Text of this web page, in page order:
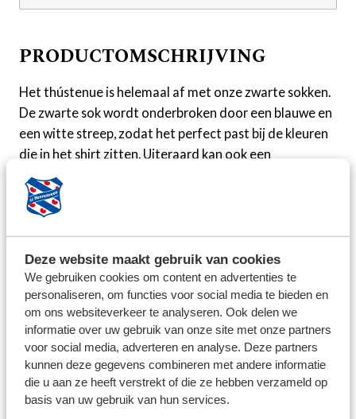
Deze website maakt gebruik van cookies
We gebruiken cookies om content en advertenties te
personaliseren, om functies voor social media te bieden en
om ons websiteverkeer te analyseren. Ook delen we
informatie over uw gebruik van onze site met onze partners
voor social media, adverteren en analyse. Deze partners
kunnen deze gegevens combineren met andere informatie
die u aan ze heeft verstrekt of die ze hebben verzameld op
basis van uw gebruik van hun services.
PRODUCTOMSCHRIJVING
Het thústenue is helemaal af met onze zwarte sokken.
De zwarte sok wordt onderbroken door een blauwe en
een witte streep, zodat het perfect past bij de kleuren
die in het shirt zitten. Uiteraard kan ook een
pompeblêd niet ontbreken.
Maattabel:
XS: 29-34
S: 35-38
M: 39-42
BEZORG INFORMATIE
We streven ernaar om de bestelde producten binnen 5
werkdagen op te sturen. Uitzonderingen zijn per
product aangegeven. Voor het retourneren van